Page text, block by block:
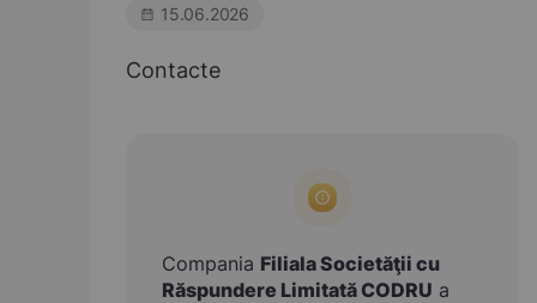
15.06.2026
Contacte
Compania Filiala Societăţii cu
Răspundere Limitată CODRU a